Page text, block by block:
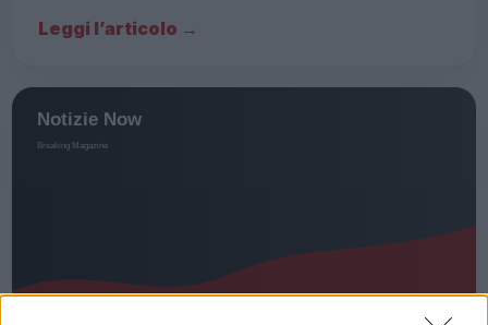
Leggi l’articolo →